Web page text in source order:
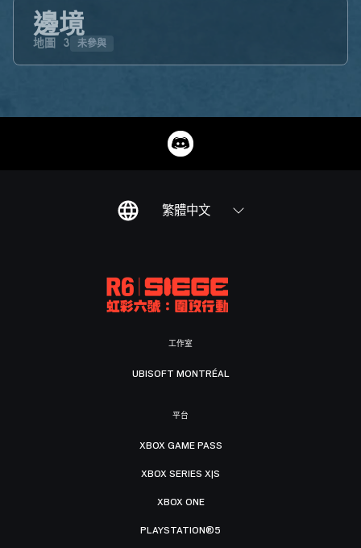
邊境
地圖 3 未參與
繁體中文
工作室
UBISOFT MONTRÉAL
平台
XBOX GAME PASS
XBOX SERIES X|S
XBOX ONE
PLAYSTATION®5